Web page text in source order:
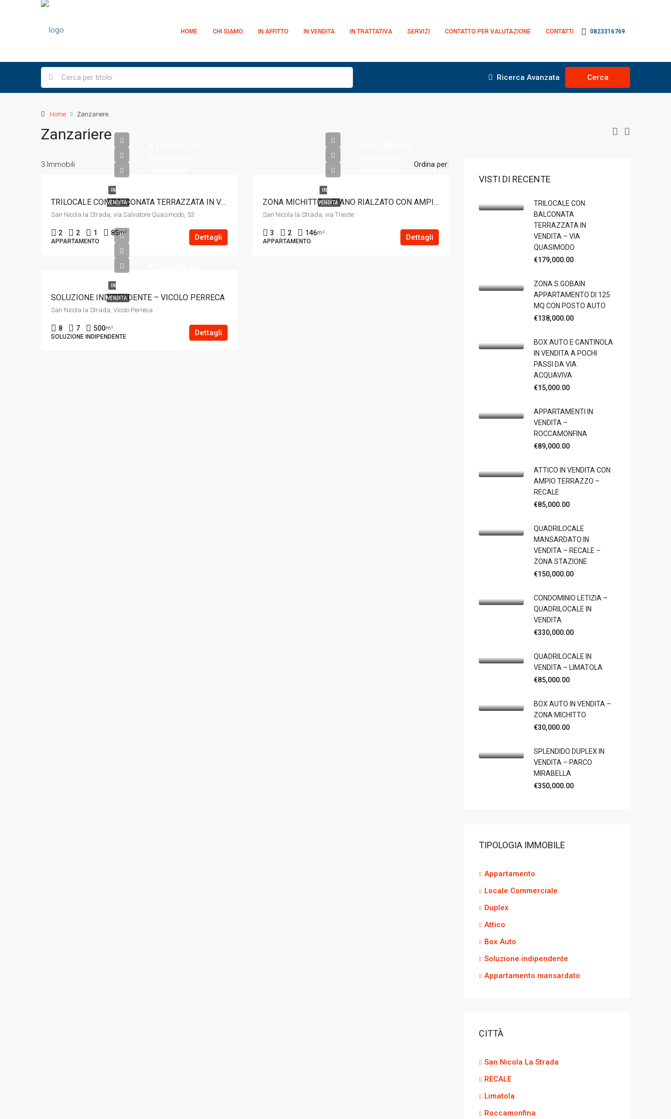
HOME CHI SIAMO IN AFFITTO IN VENDITA IN TRATTATIVA SERVIZI CONTATTO PER VALUTAZIONE CONTATTI 0823316769
Ricerca Avanzata Cerca
Home Zanzariere
Zanzariere
3 Immobili Ordina per:
IN
VENDITA TRILOCALE CON BALCONATA TERRAZZATA IN VENDITA – VIA QUASIMODO
San Nicola la Strada, via Salvatore Quasimodo, 53
2 2 1 85m²
APPARTAMENTO
Dettagli
IN
VENDITA ZONA MICHITTO – PIANO RIALZATO CON AMPIO TERRAZZO
San Nicola la Strada, via Trieste
3 2 146m²
APPARTAMENTO
Dettagli
IN
VENDITA
SOLUZIONE INDIPENDENTE – VICOLO PERRECA
San Nicola la Strada, Vicolo Perreca
8 7 500m²
SOLUZIONE INDIPENDENTE
Dettagli
VISTI DI RECENTE
TRILOCALE CON
BALCONATA
TERRAZZATA IN
VENDITA – VIA
QUASIMODO
€179,000.00
ZONA S.GOBAIN
APPARTAMENTO DI 125
MQ CON POSTO AUTO
€138,000.00
BOX AUTO E CANTINOLA
IN VENDITA A POCHI
PASSI DA VIA
ACQUAVIVA
€15,000.00
APPARTAMENTI IN
VENDITA –
ROCCAMONFINA
€89,000.00
ATTICO IN VENDITA CON
AMPIO TERRAZZO –
RECALE
€85,000.00
QUADRILOCALE
MANSARDATO IN
VENDITA – RECALE –
ZONA STAZIONE
€150,000.00
CONDOMINIO LETIZIA –
QUADRILOCALE IN
VENDITA
€330,000.00
QUADRILOCALE IN
VENDITA – LIMATOLA
€85,000.00
BOX AUTO IN VENDITA –
ZONA MICHITTO
€30,000.00
SPLENDIDO DUPLEX IN
VENDITA – PARCO
MIRABELLA
€350,000.00
TIPOLOGIA IMMOBILE
Appartamento
Locale Commerciale
Duplex
Attico
Box Auto
Soluzione indipendente
Appartamento mansardato
CITTÀ
San Nicola La Strada
RECALE
Limatola
Roccamonfina